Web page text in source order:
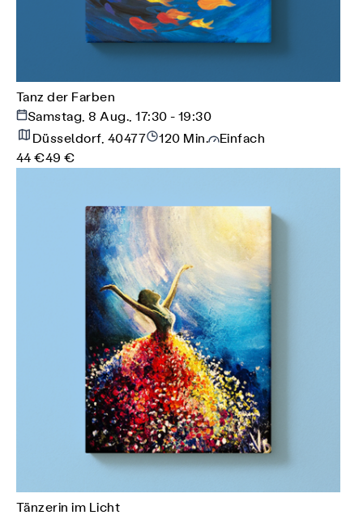
Tanz der Farben
Samstag, 8 Aug., 17:30 - 19:30
Düsseldorf, 40477
120 Min.
Einfach
44 €49 €
Tänzerin im Licht